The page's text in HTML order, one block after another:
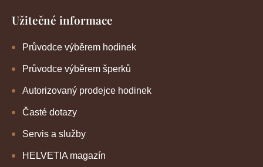
Užitečné informace
Průvodce výběrem hodinek
Průvodce výběrem šperků
Autorizovaný prodejce hodinek
Časté dotazy
Servis a služby
HELVETIA magazín